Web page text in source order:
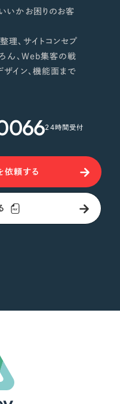
いかお困りのお客
理、サイトコンセプ
ん、Web集客の戦
イン、機能面まで
24時間受付
依頼する